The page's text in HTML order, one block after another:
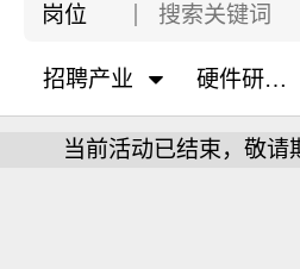
岗位
招聘产业 硬件研发类
当前活动已结束，敬请